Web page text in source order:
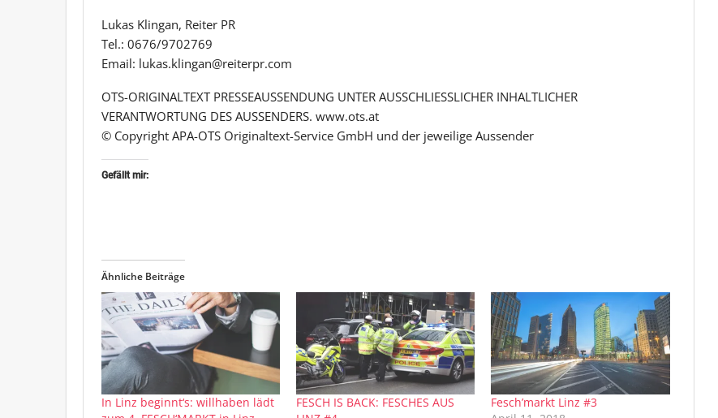
Lukas Klingan, Reiter PR
Tel.: 0676/9702769
Email: lukas.klingan@reiterpr.com
OTS-ORIGINALTEXT PRESSEAUSSENDUNG UNTER AUSSCHLIESSLICHER INHALTLICHER
VERANTWORTUNG DES AUSSENDERS. www.ots.at
© Copyright APA-OTS Originaltext-Service GmbH und der jeweilige Aussender
Gefällt mir:
Ähnliche Beiträge
In Linz beginnt‘s: willhaben lädt
FESCH IS BACK: FESCHES AUS
Fesch’markt Linz #3